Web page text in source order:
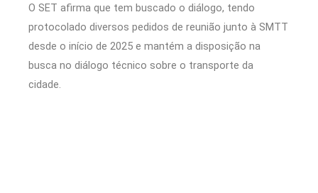
O SET afirma que tem buscado o diálogo, tendo
protocolado diversos pedidos de reunião junto à SMTT
desde o início de 2025 e mantém a disposição na
busca no diálogo técnico sobre o transporte da
cidade.